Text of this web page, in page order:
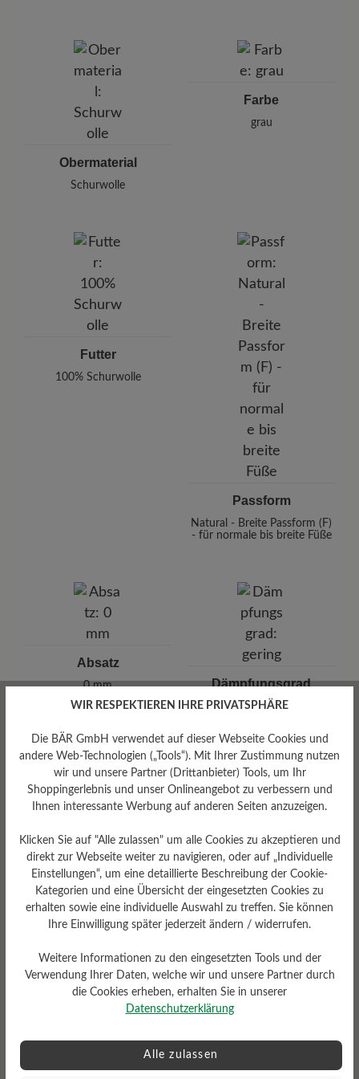
Hanzepoort 26, 7575 Oldenzaal, Niederlande
E-Mail:
sales@hooijerfootwear.com
Obermaterial
Schurwolle
Farbe
grau
Futter
100% Schurwolle
Passform
Natural - Breite Passform (F)
- für normale bis breite Füße
Absatz
0 mm Dämpfungsgrad
gering
Fußbett
Filzeinlegesohle
Profilierung
gering
WIR RESPEKTIEREN IHRE PRIVATSPHÄRE
Die BÄR GmbH verwendet auf dieser Webseite Cookies und
andere Web-Technologien („Tools“). Mit Ihrer Zustimmung nutzen
wir und unsere Partner (Drittanbieter) Tools, um Ihr
Shoppingerlebnis und unser Onlineangebot zu verbessern und
Ihnen interessante Werbung auf anderen Seiten anzuzeigen.
Klicken Sie auf "Alle zulassen" um alle Cookies zu akzeptieren und
direkt zur Webseite weiter zu navigieren, oder auf „Individuelle
Einstellungen“, um eine detaillierte Beschreibung der Cookie-
Kategorien und eine Übersicht der eingesetzten Cookies zu
erhalten sowie eine individuelle Auswahl zu treffen. Sie können
Ihre Einwilligung später jederzeit ändern / widerrufen.
Weitere Informationen zu den eingesetzten Tools und der
Verwendung Ihrer Daten, welche wir und unsere Partner durch
die Cookies erheben, erhalten Sie in unserer
Datenschutzerklärung
Alle zulassen